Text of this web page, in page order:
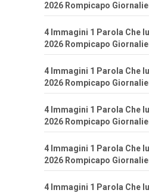
2026 Rompicapo
4 Immagini 1 Parola Che
2026 Rompicapo
4 Immagini 1 Parola Che
2026 Rompicapo
4 Immagini 1 Parola Che
2026 Rompicapo
4 Immagini 1 Parola Che
2026 Rompicapo
4 Immagini 1 Parola Che